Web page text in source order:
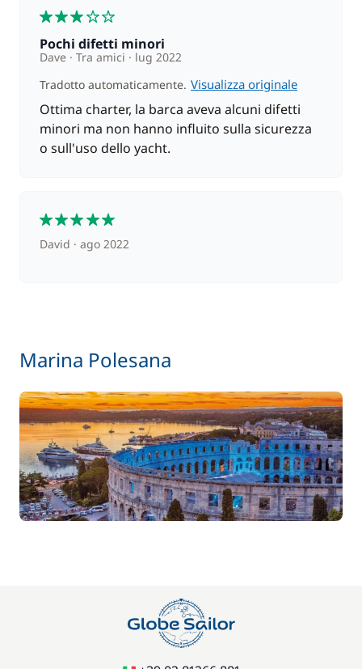
Paddle (SUP)
Parcheggio auto 10,00 €
/ giorno
Rete di protezione 30,00 €
Pochi difetti minori
Dave Tra amici
lug 2022
Tradotto automaticamente. Visualizza originale
Ottima charter, la barca aveva alcuni difetti
minori ma non hanno influito sulla sicurezza
o sull'uso dello yacht.
David ago 2022
Marina Polesana